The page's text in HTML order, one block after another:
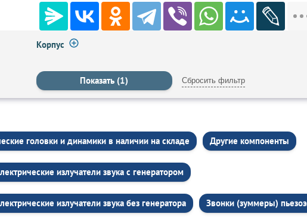
Корпус
Сбросить фильтр
головки и динамики в наличии на складе Другие компоненты
излучатели звука c генератором
излучатели звука без генератора Звонки (зуммеры)